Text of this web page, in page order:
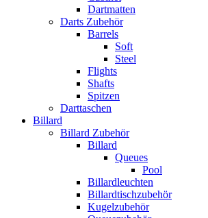
Dartmatten
Darts Zubehör
Barrels
Soft
Steel
Flights
Shafts
Spitzen
Darttaschen
Billard
Billard Zubehör
Billard
Queues
Pool
Billardleuchten
Billardtischzubehör
Kugelzubehör